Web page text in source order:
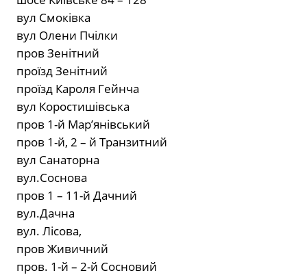
вул Смоківка
вул Олени Пчілки
пров Зенітний
проїзд Зенітний
проїзд Кароля Гейнча
вул Коростишівська
пров 1-й Мар’янівський
пров 1-й, 2 – й Транзитний
вул Санаторна
вул.Соснова
пров 1 – 11-й Дачний
вул.Дачна
вул. Лісова,
пров Живичний
пров. 1-й – 2-й Сосновий